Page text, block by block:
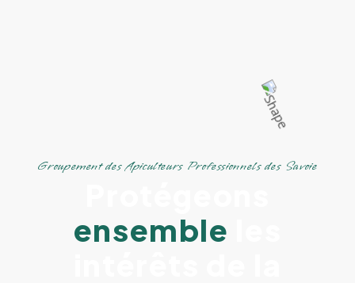
Groupement des Apiculteurs Professionnels des Savoie
ensemble